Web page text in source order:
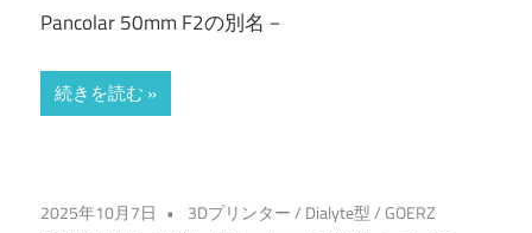
Pancolar 50mm F2の別名－
続きを読む
2025年10月7日 3Dプリンター/ Dialyte型/GOERZ